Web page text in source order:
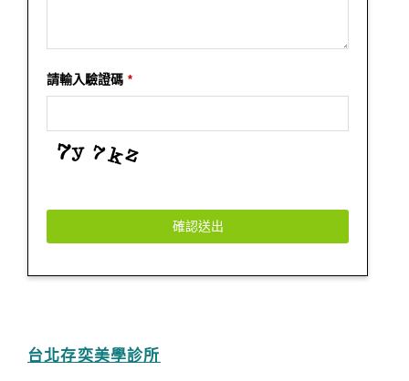
Email *
請輸入驗證碼 *
確認送出
台北存奕美學診所